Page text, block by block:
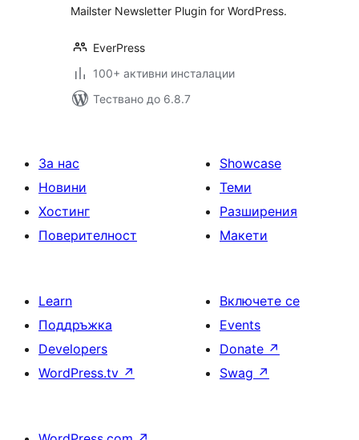
Mailster Newsletter Plugin for WordPress.
EverPress
100+ активни инсталации
Тествано до 6.8.7
За нас
Новини
Хостинг
Поверителност
Showcase
Теми
Разширения
Макети
Learn
Поддръжка
Developers
WordPress.tv ↗
Включете се
Events
Donate ↗
Swag ↗